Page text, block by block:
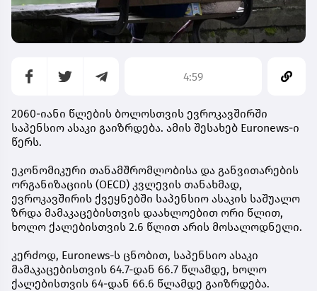
4:59
2060-იანი წლების ბოლოსთვის ევროკავშირში
საპენსიო ასაკი გაიზრდება. ამის შესახებ Euronews-ი
წერს.
ეკონომიკური თანამშრომლობისა და განვითარების
ორგანიზაციის (OECD) კვლევის თანახმად,
ევროკავშირის ქვეყნებში საპენსიო ასაკის საშუალო
ზრდა მამაკაცებისთვის დაახლოებით ორი წლით,
ხოლო ქალებისთვის 2.6 წლით არის მოსალოდნელი.
კერძოდ, Euronews-ს ცნობით, საპენსიო ასაკი
მამაკაცებისთვის 64.7-დან 66.7 წლამდე, ხოლო
ქალებისთვის 64-დან 66.6 წლამდე გაიზრდება.